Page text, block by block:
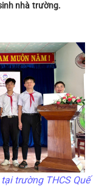
nhà trường.
trường THCS Quế